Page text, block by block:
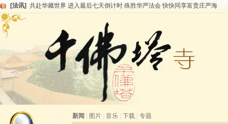
[法讯]
共赴华藏世界 进入最后七天倒计时 殊胜华严法会 快快同享富贵庄严海
[法讯]
千佛塔寺阅藏堂周末阅藏报名通知
[法讯]
本寺方丈上明下慧尼和尚开讲《六祖坛经》
2015-3-26师父于法堂对大众的开示
[法讯]
广东千佛塔寺云门佛学院女众部 2016年招生简章
[法讯] 恭请海涛法师莅临千佛塔寺弘法
[法讯] 2014年七月大法会 祈福息灾地藏七 冥阳两利普渡群蒙盂兰盆
[法讯]
千佛塔寺云门佛学院女众部2014年招生简章
[法讯]
千佛塔寺兴建佛学院综合大楼缘起
新闻
图片 音乐 下载 专题